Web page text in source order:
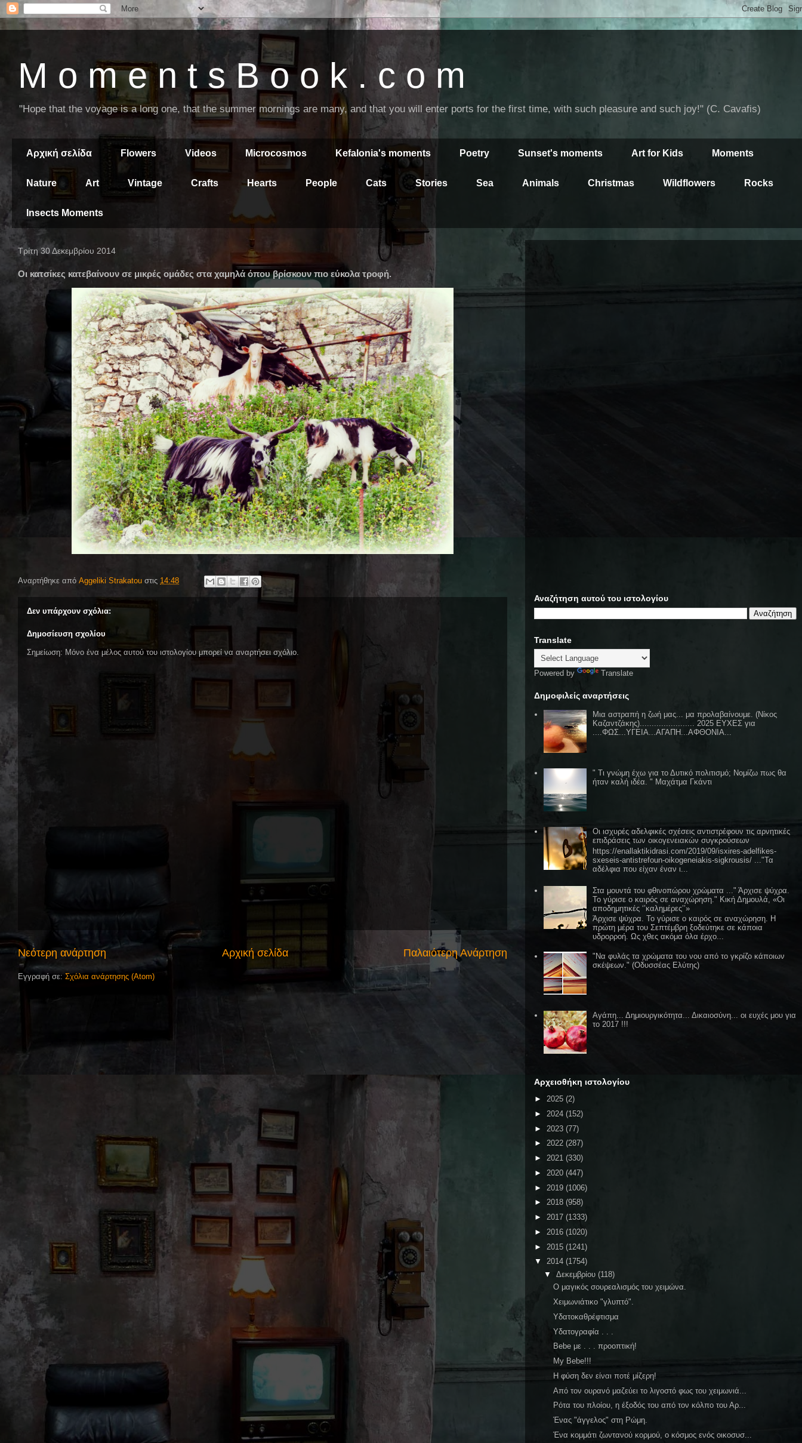
M o m e n t s B o o k . c o m
"Hope that the voyage is a long one, that the summer mornings are many, and that you will enter ports for the first time, with such pleasure and such joy!" (C. Cavafis)
Αρχική σελίδα Flowers Videos Microcosmos Kefalonia's moments Poetry Sunset's moments Art for Kids Moments
Nature Art Vintage Crafts Hearts People Cats Stories Sea Animals Christmas Wildflowers Rocks
Insects Moments
Τρίτη 30 Δεκεμβρίου 2014
Οι κατσίκες κατεβαίνουν σε μικρές ομάδες στα χαμηλά όπου βρίσκουν πιο εύκολα τροφή.
Αναρτήθηκε από Aggeliki Strakatou στις 14:48
Δεν υπάρχουν σχόλια:
Δημοσίευση σχολίου
Σημείωση: Μόνο ένα μέλος αυτού του ιστολογίου μπορεί να αναρτήσει σχόλιο.
Νεότερη ανάρτηση Παλαιότερη Ανάρτηση
Αρχική σελίδα
Εγγραφή σε: Σχόλια ανάρτησης (Atom)
Αναζήτηση αυτού του ιστολογίου
Translate
Powered by Translate
Δημοφιλείς αναρτήσεις
Μια αστραπή η ζωή μας... μα προλαβαίνουμε. (Νίκος
Καζαντζάκης)....................... 2025 ΕΥΧΕΣ για
....ΦΩΣ...ΥΓΕΙΑ...ΑΓΑΠΗ...ΑΦΘΟΝΙΑ...
" Τι γνώμη έχω για το Δυτικό πολιτισμό; Νομίζω πως θα
ήταν καλή ιδέα. " Μαχάτμα Γκάντι
Οι ισχυρές αδελφικές σχέσεις αντιστρέφουν τις αρνητικές
επιδράσεις των οικογενειακών συγκρούσεων
https://enallaktikidrasi.com/2019/09/isxires-adelfikes-
sxeseis-antistrefoun-oikogeneiakis-sigkrousis/ ..."Τα
αδέλφια που είχαν έναν ι...
Στα μουντά του φθινοπώρου χρώματα ..." Άρχισε ψύχρα.
Το γύρισε ο καιρός σε αναχώρηση." Κική Δημουλά, «Οι
αποδημητικές ‘’καλημέρες’’»
Άρχισε ψύχρα. Το γύρισε ο καιρός σε αναχώρηση. Η
πρώτη μέρα του Σεπτέμβρη ξοδεύτηκε σε κάποια
υδρορροή. Ως χθες ακόμα όλα έρχο...
"Να φυλάς τα χρώματα του νου από το γκρίζο κάποιων
σκέψεων." (Οδυσσέας Ελύτης)
Αγάπη... Δημιουργικότητα... Δικαιοσύνη... οι ευχές μου για
το 2017 !!!
Αρχειοθήκη ιστολογίου
► 2025 (2)
► 2024 (152)
► 2023 (77)
► 2022 (287)
► 2021 (330)
► 2020 (447)
► 2019 (1006)
► 2018 (958)
► 2017 (1333)
► 2016 (1020)
► 2015 (1241)
▼ 2014 (1754)
▼ Δεκεμβρίου (118)
Ο μαγικός σουρεαλισμός του χειμώνα.
Χειμωνιάτικο "γλυπτό".
Υδατοκαθρέφτισμα
Υδατογραφία . . .
Bebe με . . . προοπτική!
My Bebe!!!
Η φύση δεν είναι ποτέ μίζερη!
Από τον ουρανό μαζεύει το λιγοστό φως του χειμωνιά...
Ρότα του πλοίου, η έξοδός του από τον κόλπο του Αρ...
Ένας "άγγελος" στη Ρώμη.
Ένα κομμάτι ζωντανού κορμού, ο κόσμος ενός οικοσυσ...